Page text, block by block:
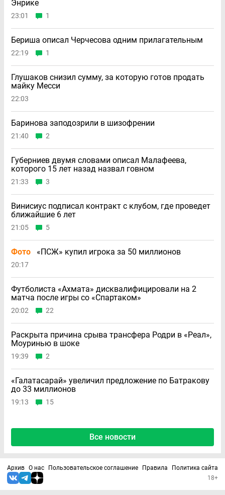
Энрике
23:01 1
Бериша описал Черчесова одним прилагательным
22:19 1
Глушаков снизил сумму, за которую готов продать
майку Месси
22:03
Баринова заподозрили в шизофрении
21:40 2
Губерниев двумя словами описал Малафеева,
которого 15 лет назад назвал говном
21:33 3
Винисиус подписал контракт с клубом, где проведет
ближайшие 6 лет
21:05 5
Фото «ПСЖ» купил игрока за 50 миллионов
20:17
Футболиста «Ахмата» дисквалифицировали на 2
матча после игры со «Спартаком»
20:02 22
Раскрыта причина срыва трансфера Родри в «Реал»,
Моуринью в шоке
19:39 2
«Галатасарай» увеличил предложение по Батракову
до 33 миллионов
19:13 15
Все новости
Архив О нас Пользовательское соглашение Правила
Политика сайта
18+